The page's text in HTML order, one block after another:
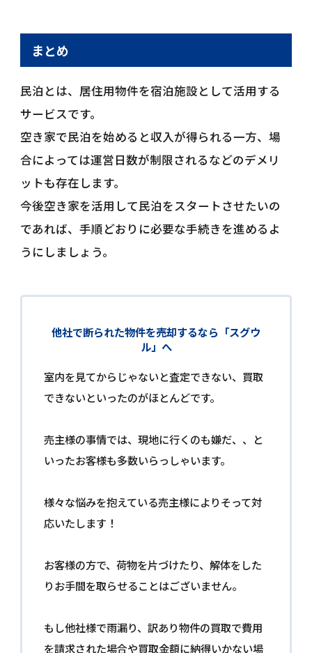
まとめ
民泊とは、居住用物件を宿泊施設として活用する
サービスです。
空き家で民泊を始めると収入が得られる一方、場
合によっては運営日数が制限されるなどのデメリ
ットも存在します。
今後空き家を活用して民泊をスタートさせたいの
であれば、手順どおりに必要な手続きを進めるよ
うにしましょう。
他社で断られた物件を売却するなら「スグウ
ル」へ
室内を見てからじゃないと査定できない、買取
できないといったのがほとんどです。
売主様の事情では、現地に行くのも嫌だ、、と
いったお客様も多数いらっしゃいます。
様々な悩みを抱えている売主様によりそって対
応いたします！
お客様の方で、荷物を片づけたり、解体をした
りお手間を取らせることはございません。
もし他社様で雨漏り、訳あり物件の買取で費用
を請求された場合や買取金額に納得いかない場